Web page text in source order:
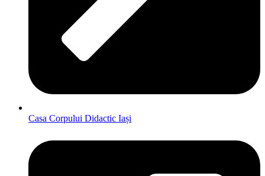
Casa Corpului Didactic Iași